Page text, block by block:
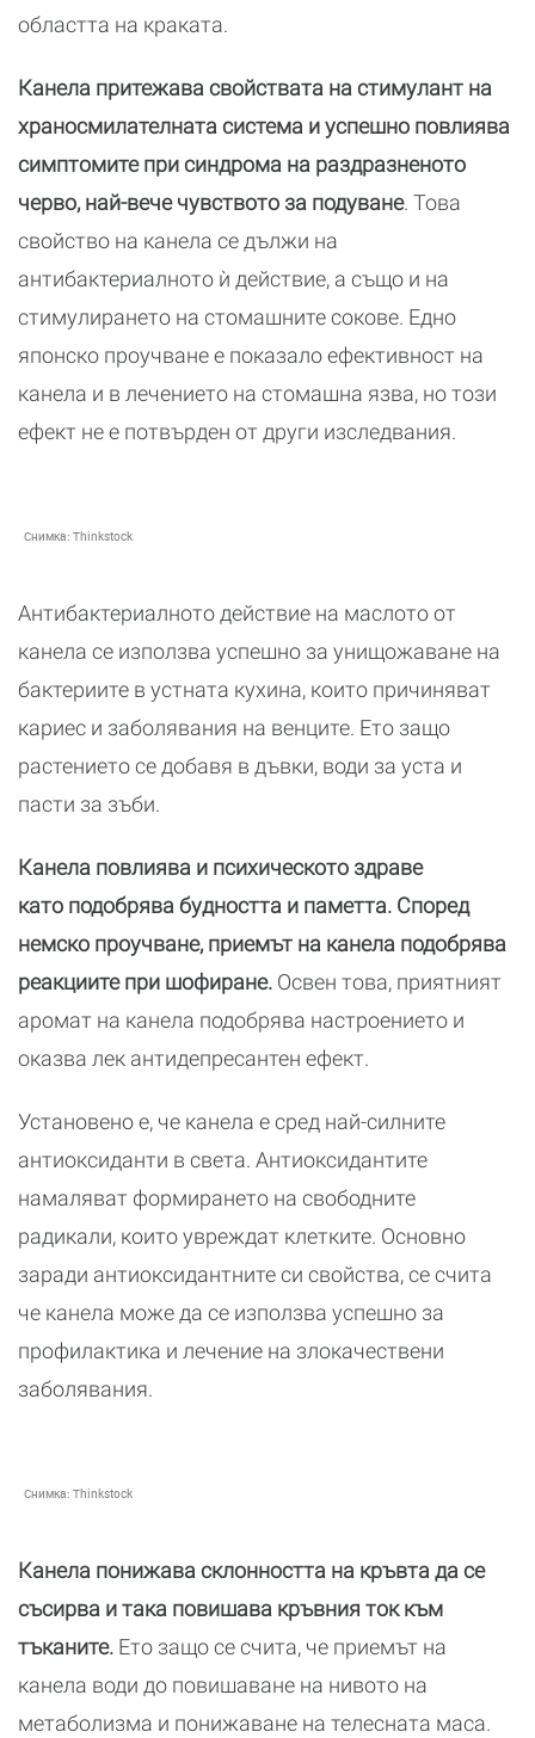
областта на краката.
Канела притежава свойствата на стимулант на
храносмилателната система и успешно повлиява
симптомите при синдрома на раздразненото
черво, най-вече чувството за подуване. Това
свойство на канела се дължи на
антибактериалното ѝ действие, а също и на
стимулирането на стомашните сокове. Едно
японско проучване е показало ефективност на
канела и в лечението на стомашна язва, но този
ефект не е потвърден от други изследвания.
Снимка: Thinkstock
Антибактериалното действие на маслото от
канела се използва успешно за унищожаване на
бактериите в устната кухина, които причиняват
кариес и заболявания на венците. Ето защо
растението се добавя в дъвки, води за уста и
пасти за зъби.
Канела повлиява и психическото здраве
като подобрява будността и паметта. Според
немско проучване, приемът на канела подобрява
реакциите при шофиране. Освен това, приятният
аромат на канела подобрява настроението и
оказва лек антидепресантен ефект.
Установено е, че канела е сред най-силните
антиоксиданти в света. Антиоксидантите
намаляват формирането на свободните
радикали, които увреждат клетките. Основно
заради антиоксидантните си свойства, се счита
че канела може да се използва успешно за
профилактика и лечение на злокачествени
заболявания.
Снимка: Thinkstock
Канела понижава склонността на кръвта да се
съсирва и така повишава кръвния ток към
тъканите. Ето защо се счита, че приемът на
канела води до повишаване на нивото на
метаболизма и понижаване на телесната маса.